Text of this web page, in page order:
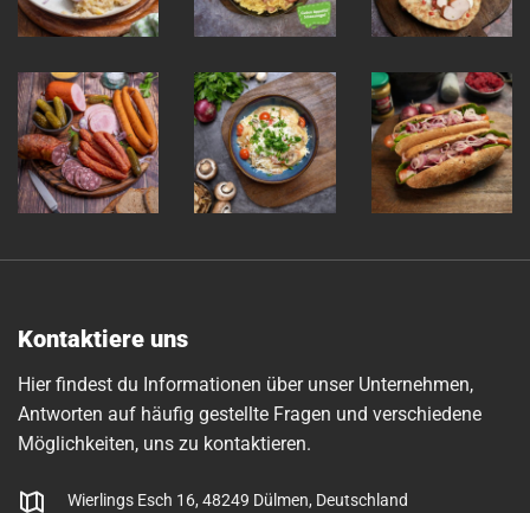
Kontaktiere uns
Hier findest du Informationen über unser Unternehmen,
Antworten auf häufig gestellte Fragen und verschiedene
Möglichkeiten, uns zu kontaktieren.
Wierlings Esch 16, 48249 Dülmen, Deutschland